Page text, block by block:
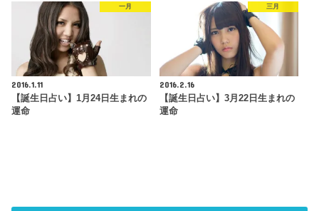
一月
2016.1.11
【誕生日占い】1月24日生まれの
運命
三月
2016.2.16
【誕生日占い】3月22日生まれの
運命